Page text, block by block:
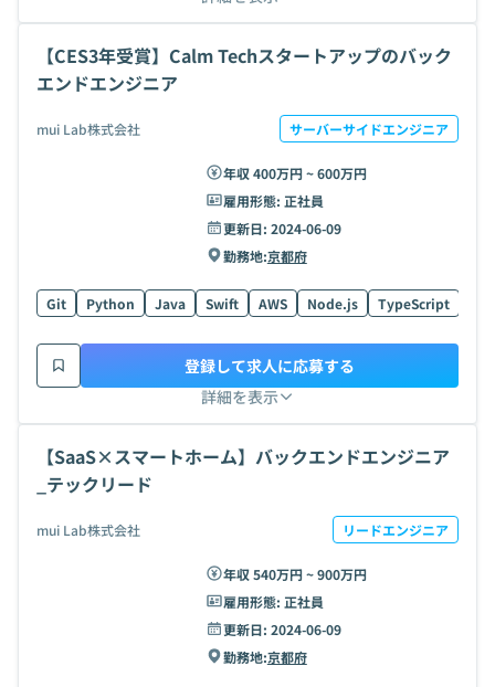
【CES3年受賞】Calm Techスタートアップのバック
エンドエンジニア
mui Lab株式会社 サーバーサイドエンジニア
年収 400万円 ~ 600万円
雇用形態: 正社員
更新日: 2024-06-09
勤務地:京都府
Git Python Java Swift AWS Node.js TypeScript
詳細を表示
登録して求人に応募する
【SaaS×スマートホーム】バックエンドエンジニア
_テックリード
mui Lab株式会社 リードエンジニア
年収 540万円 ~ 900万円
雇用形態: 正社員
更新日: 2024-06-09
勤務地:京都府